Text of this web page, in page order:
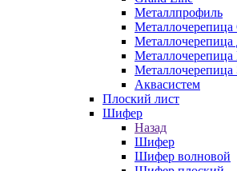
Металлпрофиль
Металлочерепица
Металлочерепица
Аквасистем
Плоский лист
Шифер
Назад
Шифер
Шифер волновой